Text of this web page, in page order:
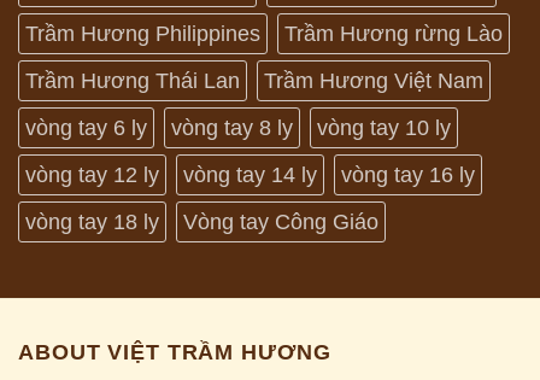
Trầm Hương Philippines
Trầm Hương rừng Lào
Trầm Hương Thái Lan
Trầm Hương Việt Nam
vòng tay 6 ly
vòng tay 8 ly
vòng tay 10 ly
vòng tay 12 ly
vòng tay 14 ly
vòng tay 16 ly
vòng tay 18 ly
Vòng tay Công Giáo
ABOUT VIỆT TRẦM HƯƠNG